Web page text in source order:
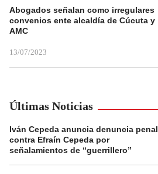
Abogados señalan como irregulares
convenios ente alcaldía de Cúcuta y
AMC
13/07/2023
Últimas Noticias
Iván Cepeda anuncia denuncia penal
contra Efraín Cepeda por
señalamientos de “guerrillero”